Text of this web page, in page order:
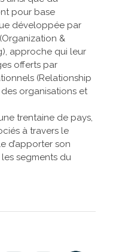
pour base
développée par
&
approche qui leur
offerts par
(Relationship
organisations et
trentaine de pays,
à travers le
d’apporter son
segments du